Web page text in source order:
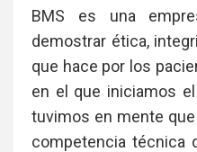
BMS es una
demostrar ética,
que hace por los
en el que iniciamos
tuvimos en mente
competencia técnica